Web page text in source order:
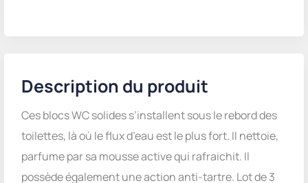
Description du produit
Ces blocs WC solides s’installent sous le rebord des
toilettes, là où le flux d’eau est le plus fort. Il nettoie,
parfume par sa mousse active qui rafraichit. Il
possède également une action anti-tartre. Lot de 3